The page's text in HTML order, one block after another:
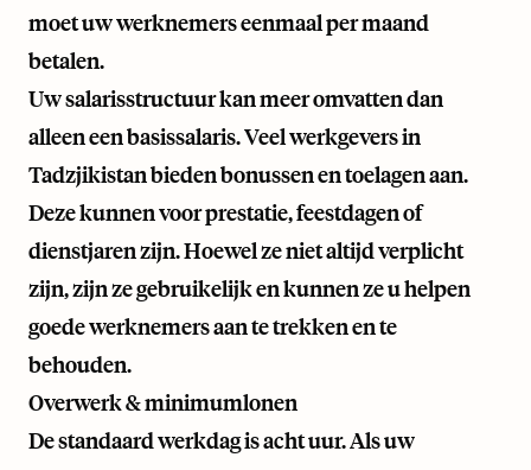
moet uw werknemers eenmaal per maand
betalen.
Uw salarisstructuur kan meer omvatten dan
alleen een basissalaris. Veel werkgevers in
Tadzjikistan bieden bonussen en toelagen aan.
Deze kunnen voor prestatie, feestdagen of
dienstjaren zijn. Hoewel ze niet altijd verplicht
zijn, zijn ze gebruikelijk en kunnen ze u helpen
goede werknemers aan te trekken en te
behouden.
Overwerk & minimumlonen
De standaard werkdag is acht uur. Als uw